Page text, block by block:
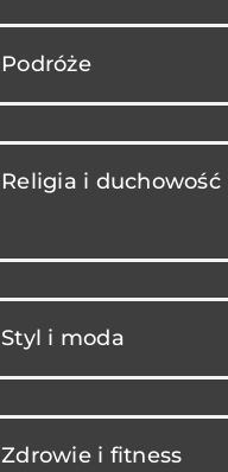
Podróże
Religia i duchowość
Styl i moda
Zdrowie i fitness